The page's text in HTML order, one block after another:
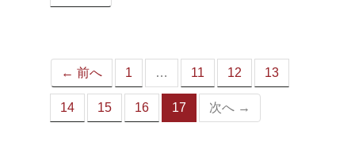
← 前へ 1 … 11 12 13
14 15 16 17
（こ
次へ →